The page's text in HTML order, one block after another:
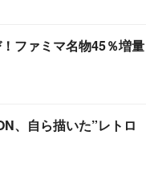
ファミマ名物45％増量
、自ら描いた”レトロ